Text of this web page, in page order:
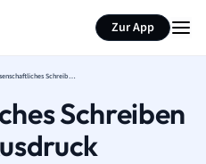
Zur App
wissenschaftliches Schreiben Schriftlicher Ausdruck
Schreiben